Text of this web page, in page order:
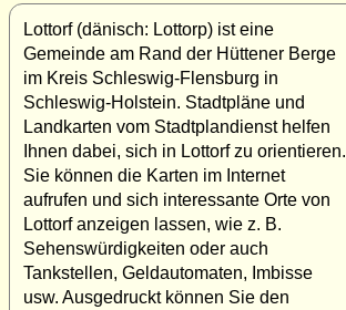
Lottorf (dänisch: Lottorp) ist eine
Gemeinde am Rand der Hüttener Berge
im Kreis Schleswig-Flensburg in
Schleswig-Holstein. Stadtpläne und
Landkarten vom Stadtplandienst helfen
Ihnen dabei, sich in Lottorf zu orientieren.
Sie können die Karten im Internet
aufrufen und sich interessante Orte von
Lottorf anzeigen lassen, wie z. B.
Sehenswürdigkeiten oder auch
Tankstellen, Geldautomaten, Imbisse
usw. Ausgedruckt können Sie den